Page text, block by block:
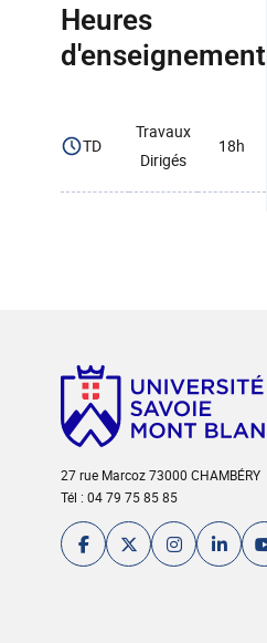
Heures
d'enseignement
TD
Travaux
Dirigés
18h
27 rue Marcoz 73000 CHAMBÉRY
Tél : 04 79 75 85 85